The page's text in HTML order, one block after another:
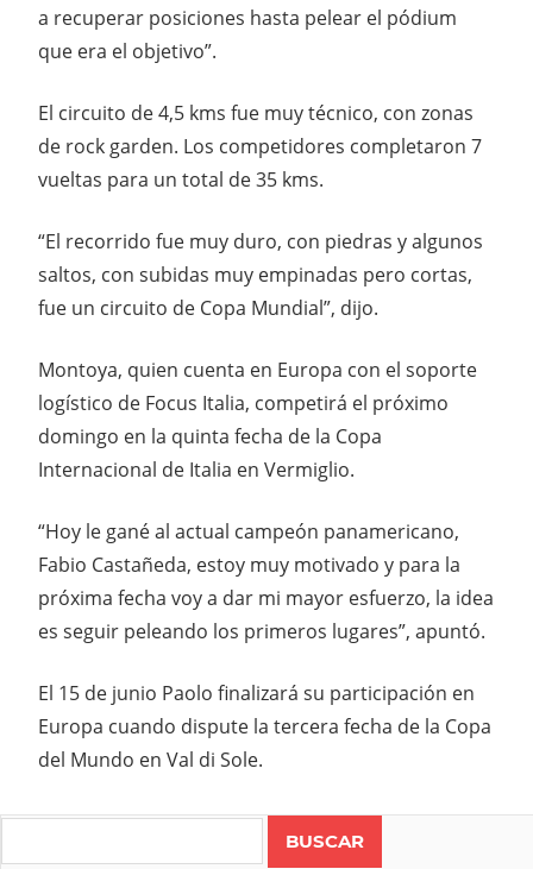
a recuperar posiciones hasta pelear el pódium
que era el objetivo”.
El circuito de 4,5 kms fue muy técnico, con zonas
de rock garden. Los competidores completaron 7
vueltas para un total de 35 kms.
“El recorrido fue muy duro, con piedras y algunos
saltos, con subidas muy empinadas pero cortas,
fue un circuito de Copa Mundial”, dijo.
Montoya, quien cuenta en Europa con el soporte
logístico de Focus Italia, competirá el próximo
domingo en la quinta fecha de la Copa
Internacional de Italia en Vermiglio.
“Hoy le gané al actual campeón panamericano,
Fabio Castañeda, estoy muy motivado y para la
próxima fecha voy a dar mi mayor esfuerzo, la idea
es seguir peleando los primeros lugares”, apuntó.
El 15 de junio Paolo finalizará su participación en
Europa cuando dispute la tercera fecha de la Copa
del Mundo en Val di Sole.